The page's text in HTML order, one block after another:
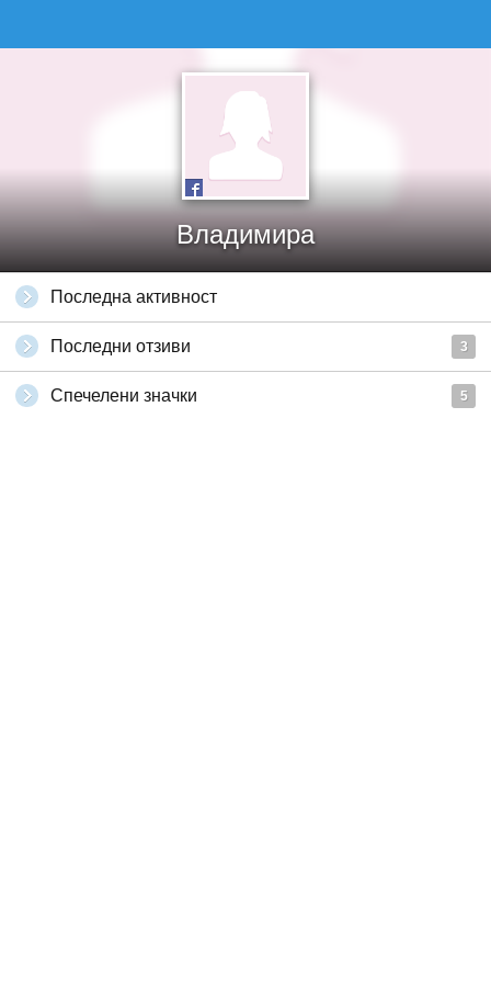
Владимира
Последна активност
Последни отзиви 3
Спечелени значки 5